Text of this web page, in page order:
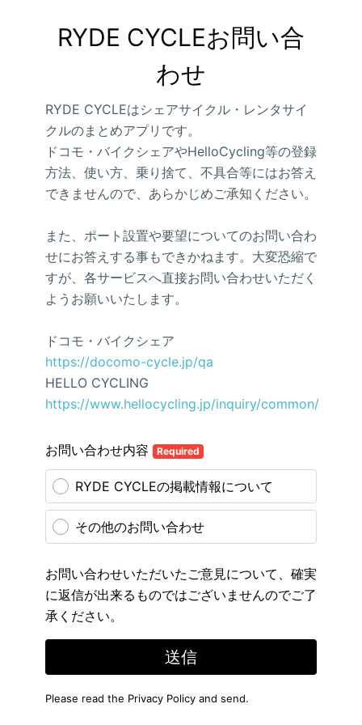
RYDE CYCLEお問い合
わせ
RYDE CYCLEはシェアサイクル・レンタサイ
クルのまとめアプリです。
ドコモ・バイクシェアやHelloCycling等の登録
方法、使い方、乗り捨て、不具合等にはお答え
できませんので、あらかじめご承知ください。
また、ポート設置や要望についてのお問い合わ
せにお答えする事もできかねます。大変恐縮で
すが、各サービスへ直接お問い合わせいただく
ようお願いいたします。
ドコモ・バイクシェア
https://docomo-cycle.jp/qa
HELLO CYCLING
https://www.hellocycling.jp/inquiry/common/
お問い合わせ内容 Required
RYDE CYCLEの掲載情報について
その他のお問い合わせ
お問い合わせいただいたご意見について、確実
に返信が出来るものではございませんのでご了
承ください。
送信
Please read the Privacy Policy and send.